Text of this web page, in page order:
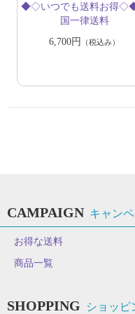
◆◇いつでも送料お得
国一律送料
6,700円
（税込み）
CAMPAIGN キャン
お得な送料
商品一覧
SHOPPING ショッピ